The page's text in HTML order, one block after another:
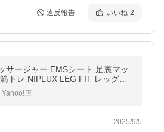
違反報告 いいね 2
サージャー EMSシート 足裏マッ
トレ NIPLUX LEG FIT レッグフ
トマッサージ器 ふくらはぎ 太も
プレゼント ギフト
Yahoo!店
2025/9/5